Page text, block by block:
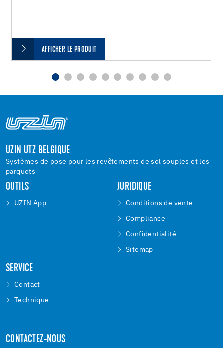
AFFICHER LE PRODUIT
UZIN UTZ BELGIQUE
Systèmes de pose pour les revêtements de sol souples et les
parquets
OUTILS
UZIN App
JURIDIQUE
Conditions de vente
Compliance
Confidentialité
Sitemap
SERVICE
Contact
Technique
CONTACTEZ-NOUS